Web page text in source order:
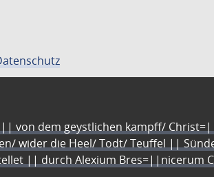
|| von dem geystlichen kampff/
wider die Heel/ Todt/ Teuffel ||
|| durch Alexium Bres=||nicerum